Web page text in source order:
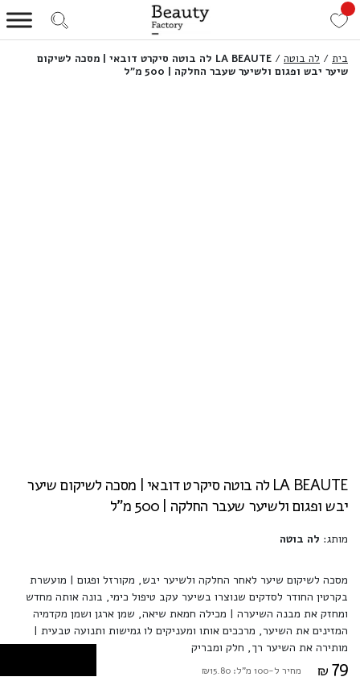
בית / לה בוטה /
LA BEAUTE לה בוטה סיקרט דובאי | מסכה לשיקום
שיער יבש ופגום ולשיער שעבר החלקה | 500 מ”ל
LA BEAUTE לה בוטה סיקרט דובאי | מסכה לשיקום שיער
יבש ופגום ולשיער שעבר החלקה | 500 מ"ל
מותג: לה בוטה
מסכה לשיקום שיער לאחר החלקה ולשיער יבש, מקורזל ופגום | מועשרת
בקרטין החודר לסדקים שנוצרו בשיער עקב טיפול כימי, בונה אותה מחדש
ומחזק את מבנה השיערה | מכילה חמאת שיאה, שמן ארגן ושמן מקדמיה
המזינים את השיער, מרככים אותו ומעניקים לו גמישות ותנועה טבעית |
מותירה את השיער רך, חלק ומבריק
₪ 79 מחיר ל-100 מ"ל: ₪15.80